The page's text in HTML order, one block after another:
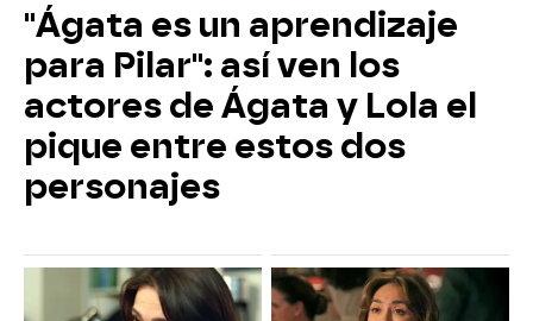
"Ágata es un aprendizaje
para Pilar": así ven los
actores de Ágata y Lola el
pique entre estos dos
personajes